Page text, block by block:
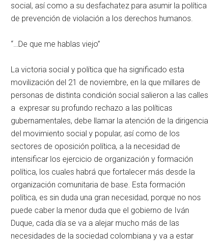
social, así como a su desfachatez para asumir la política
de prevención de violación a los derechos humanos.
“…De que me hablas viejo”
La victoria social y política que ha significado esta
movilización del 21 de noviembre, en la que millares de
personas de distinta condición social salieron a las calles
a expresar su profundo rechazo a las políticas
gubernamentales, debe llamar la atención de la dirigencia
del movimiento social y popular, así como de los
sectores de oposición política, a la necesidad de
intensificar los ejercicio de organización y formación
política, los cuales habrá que fortalecer más desde la
organización comunitaria de base. Esta formación
política, es sin duda una gran necesidad, porque no nos
puede caber la menor duda que el gobierno de Iván
Duque, cada día se va a alejar mucho más de las
necesidades de la sociedad colombiana y va a estar